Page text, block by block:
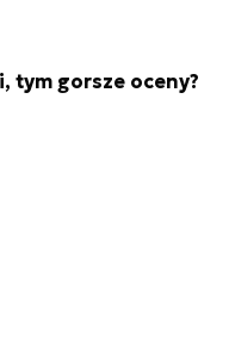
tym gorsze oceny?